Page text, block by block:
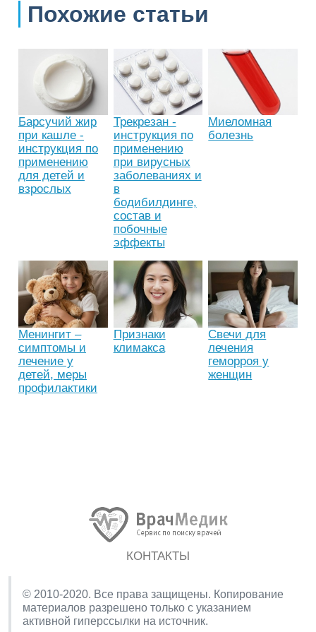
Похожие статьи
Барсучий жир
при кашле -
инструкция по
применению
для детей и
взрослых
Трекрезан -
инструкция по
применению
при вирусных
заболеваниях и
в
бодибилдинге,
состав и
побочные
эффекты
Миеломная
болезнь
Менингит –
симптомы и
лечение у
детей, меры
профилактики
Признаки
климакса
Свечи для
лечения
геморроя у
женщин
КОНТАКТЫ
© 2010-2020. Все права защищены. Копирование
материалов разрешено только с указанием
активной гиперссылки на источник.